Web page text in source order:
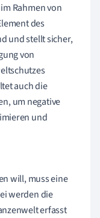
Rahmen von
des
und stellt sicher,
von
auch die
um negative
und
will, muss eine
werden die
erfasst